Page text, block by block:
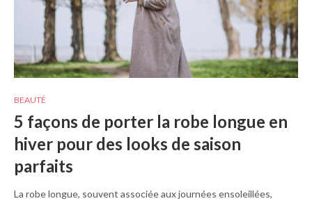
BEAUTÉ
5 façons de porter la robe longue en
hiver pour des looks de saison
parfaits
La robe longue, souvent associée aux journées ensoleillées,